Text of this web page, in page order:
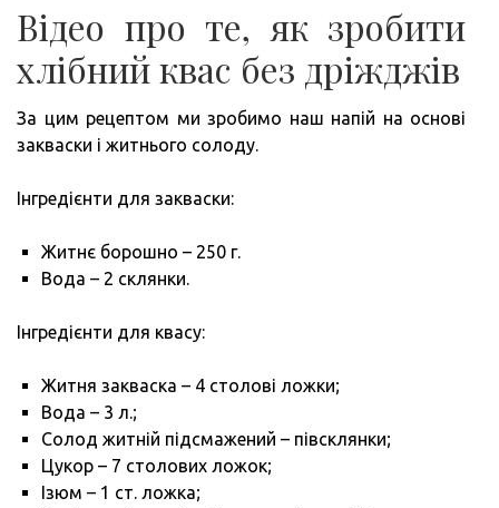
Відео про те, як зробити
хлібний квас без дріжджів
За цим рецептом ми зробимо наш напій на основі
закваски і житнього солоду.
Інгредієнти для закваски:
Житнє борошно – 250 г.
Вода – 2 склянки.
Інгредієнти для квасу:
Житня закваска – 4 столові ложки;
Вода – 3 л.;
Солод житній підсмажений – півсклянки;
Цукор – 7 столових ложок;
Ізюм – 1 ст. ложка;